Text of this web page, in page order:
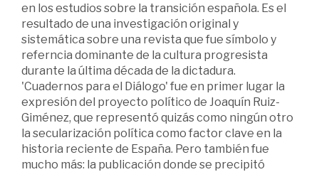
en los estudios sobre la transición española. Es el
resultado de una investigación original y
sistemática sobre una revista que fue símbolo y
referncia dominante de la cultura progresista
durante la última década de la dictadura.
'Cuadernos para el Diálogo' fue en primer lugar la
expresión del proyecto político de Joaquín Ruiz-
Giménez, que representó quizás como ningún otro
la secularización política como factor clave en la
historia reciente de España. Pero también fue
mucho más: la publicación donde se precipitó